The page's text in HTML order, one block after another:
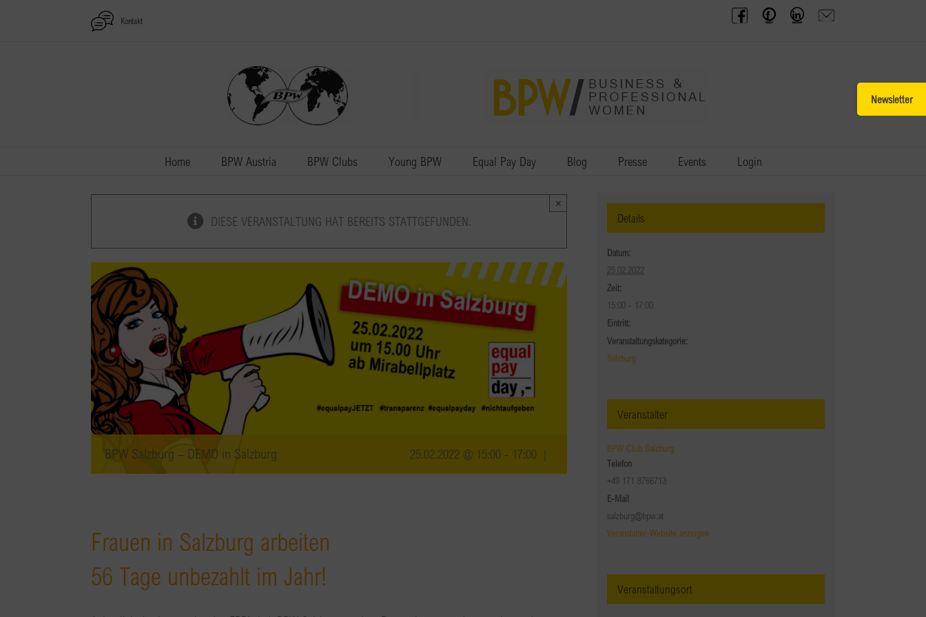
Kontakt
BPW
Austria
Offenes
Frauennetzwerk
BPW
Gruppe
Anfrage
schicken
Home BPW Austria BPW Clubs Young BPW Equal Pay Day Blog Presse Events Login
DIESE VERANSTALTUNG HAT BEREITS STATTGEFUNDEN.
×
BPW Salzburg – DEMO in Salzburg 25.02.2022 @ 15:00 - 17:00
Frauen in Salzburg arbeiten
56 Tage unbezahlt im Jahr!
Details
Datum:
25.02.2022
Zeit:
15:00 - 17:00
Eintritt:
Veranstaltungskategorie:
Salzburg
Veranstalter
BPW Club Salzburg
Telefon
+49 171 8766713
E-Mail
salzburg@bpw.at
Veranstalter-Website anzeigen
Veranstaltungsort
Sliding